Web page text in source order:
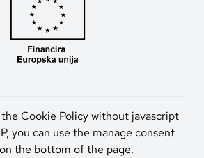
Cookie Policy without javascript
you can use the manage consent
the bottom of the page.